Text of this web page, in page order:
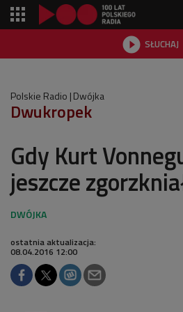
 SŁUCHAJ
Polskie Radio Dwójka
Dwukropek
Gdy Kurt
jeszcze
ostatnia aktualizacja:
08.04.2016 12:00